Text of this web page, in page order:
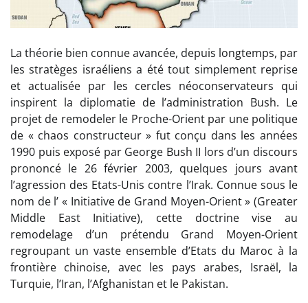
La théorie bien connue avancée, depuis longtemps, par
les stratèges israéliens a été tout simplement reprise
et actualisée par les cercles néoconservateurs qui
inspirent la diplomatie de l’administration Bush. Le
projet de remodeler le Proche-Orient par une politique
de « chaos constructeur » fut conçu dans les années
1990 puis exposé par George Bush II lors d’un discours
prononcé le 26 février 2003, quelques jours avant
l’agression des Etats-Unis contre l’Irak. Connue sous le
nom de l’ « Initiative de Grand Moyen-Orient » (Greater
Middle East Initiative), cette doctrine vise au
remodelage d’un prétendu Grand Moyen-Orient
regroupant un vaste ensemble d’Etats du Maroc à la
frontière chinoise, avec les pays arabes, Israël, la
Turquie, l’Iran, l’Afghanistan et le Pakistan.